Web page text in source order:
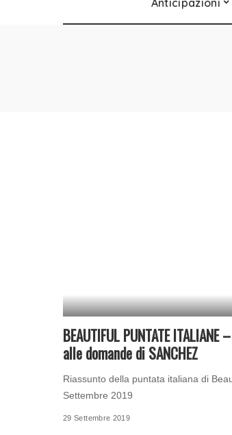
Anticipazioni
BEAUTIFUL PUNTATE
alle domande di SANCHEZ
Riassunto della puntata italiana di
Settembre 2019
29 Settembre 2019